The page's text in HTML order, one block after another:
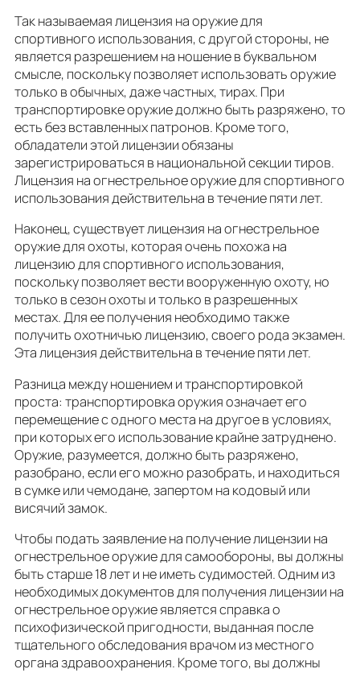
Так называемая лицензия на оружие для
спортивного использования, с другой стороны, не
является разрешением на ношение в буквальном
смысле, поскольку позволяет использовать оружие
только в обычных, даже частных, тирах. При
транспортировке оружие должно быть разряжено, то
есть без вставленных патронов. Кроме того,
обладатели этой лицензии обязаны
зарегистрироваться в национальной секции тиров.
Лицензия на огнестрельное оружие для спортивного
использования действительна в течение пяти лет.
Наконец, существует лицензия на огнестрельное
оружие для охоты, которая очень похожа на
лицензию для спортивного использования,
поскольку позволяет вести вооруженную охоту, но
только в сезон охоты и только в разрешенных
местах. Для ее получения необходимо также
получить охотничью лицензию, своего рода экзамен.
Эта лицензия действительна в течение пяти лет.
Разница между ношением и транспортировкой
проста: транспортировка оружия означает его
перемещение с одного места на другое в условиях,
при которых его использование крайне затруднено.
Оружие, разумеется, должно быть разряжено,
разобрано, если его можно разобрать, и находиться
в сумке или чемодане, запертом на кодовый или
висячий замок.
Чтобы подать заявление на получение лицензии на
огнестрельное оружие для самообороны, вы должны
быть старше 18 лет и не иметь судимостей. Одним из
необходимых документов для получения лицензии на
огнестрельное оружие является справка о
психофизической пригодности, выданная после
тщательного обследования врачом из местного
органа здравоохранения. Кроме того, вы должны